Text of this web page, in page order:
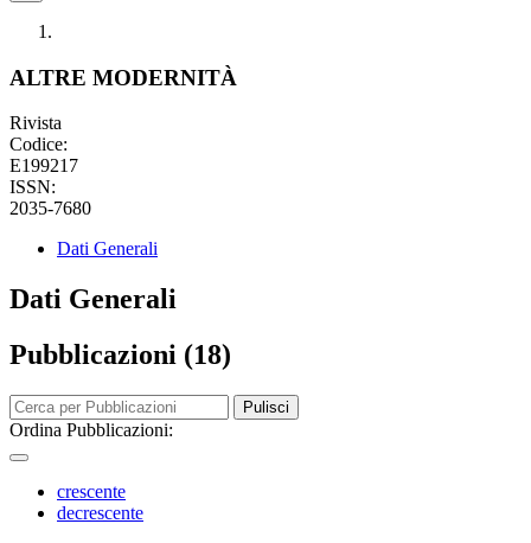
ALTRE MODERNITÀ
Rivista
Codice:
E199217
ISSN:
2035-7680
Dati Generali
Dati Generali
Pubblicazioni (18)
Pulisci
Ordina Pubblicazioni:
crescente
decrescente